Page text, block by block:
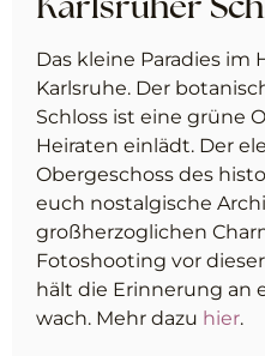
Das kleine Paradies im
Karlsruhe. Der
Schloss ist eine grüne
Heiraten einlädt. Der
Obergeschoss des
euch nostalgische
großherzoglichen
Fotoshooting vor
hält die Erinnerung an
wach. Mehr dazu hier.